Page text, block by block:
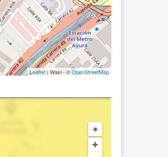
Leaflet | Wasi - ©OpenStreetMap